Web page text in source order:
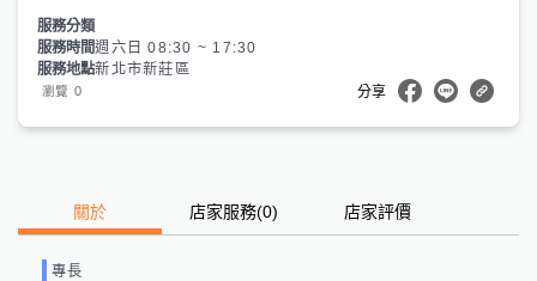
服務分類
服務時間週六日 08:30 ~ 17:30
服務地點新北市新莊區
瀏覽 0 分享
關於 店家服務(0) 店家評價
專長